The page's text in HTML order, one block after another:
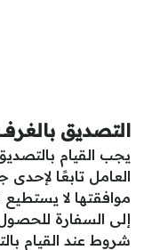
التصديق
يجب القيام
العامل تابعًا
موافقتها لا
إلى السفارة
شروط عند القيام